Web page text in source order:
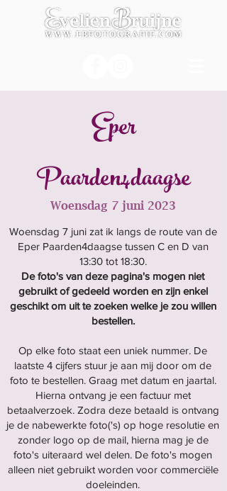
Eper
Paarden4daagse
Woensdag 7 juni 2023
Woensdag 7 juni zat ik langs de route van de
Eper Paarden4daagse tussen C en D van
13:30 tot 18:30.
De foto's van deze pagina's mogen niet
gebruikt of gedeeld worden en zijn enkel
geschikt om uit te zoeken welke je zou willen
bestellen.
Op elke foto staat een uniek nummer. De
laatste 4 cijfers stuur je aan mij door om de
foto te bestellen. Graag met datum en jaartal.
Hierna ontvang je een factuur met
betaalverzoek. Zodra deze betaald is ontvang
je de nabewerkte foto('s) op hoge resolutie en
zonder logo op de mail, hierna mag je de
foto's uiteraard wel delen. De foto's mogen
alleen niet gebruikt worden voor commerciële
doeleinden.